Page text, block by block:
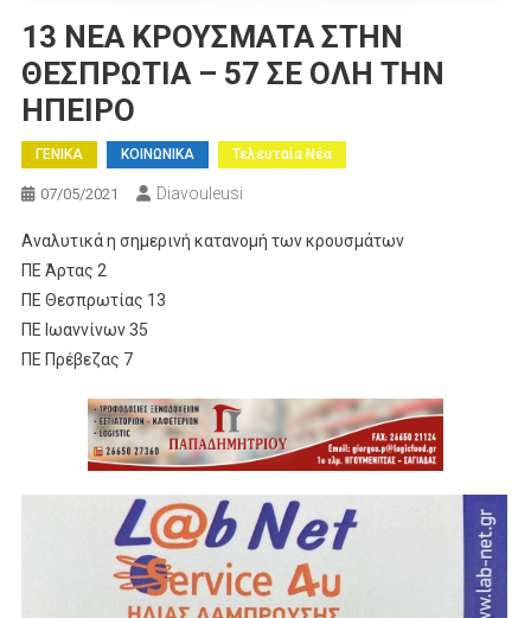
13 ΝΕΑ ΚΡΟΥΣΜΑΤΑ ΣΤΗΝ
ΘΕΣΠΡΩΤΙΑ – 57 ΣΕ ΟΛΗ ΤΗΝ
ΗΠΕΙΡΟ
ΓΕΝΙΚΑ ΚΟΙΝΩΝΙΚΑ Τελευταία Νέα
07/05/2021 Diavouleusi
Αναλυτικά η σημερινή κατανομή των κρουσμάτων
ΠΕ Άρτας 2
ΠΕ Θεσπρωτίας 13
ΠΕ Ιωαννίνων 35
ΠΕ Πρέβεζας 7